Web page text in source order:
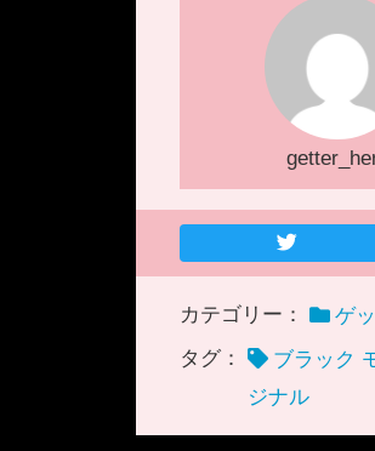
カテゴリー：
ゲ
タグ：
ブラック
ジナル